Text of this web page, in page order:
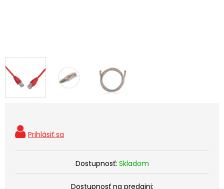
Dostupnosť: Skladom
Dostupnosť na predajni: